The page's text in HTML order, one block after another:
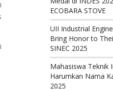
ECOBARA STOVE
UII Industrial
Bring Honor to
SINEC 2025
Mahasiswa Teknik
Harumkan Nama
2025